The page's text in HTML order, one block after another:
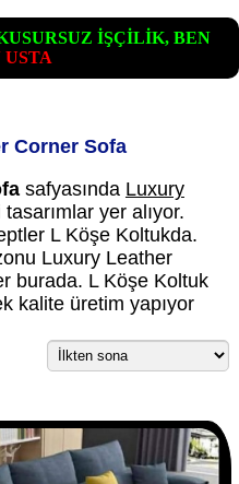
İŞÇİLİK, BEN
USTA
Corner Sofa
safyasında Luxury
yer alıyor.
L Köşe Koltukda.
Luxury Leather
burada. L Köşe Koltuk
kalite üretim yapıyor